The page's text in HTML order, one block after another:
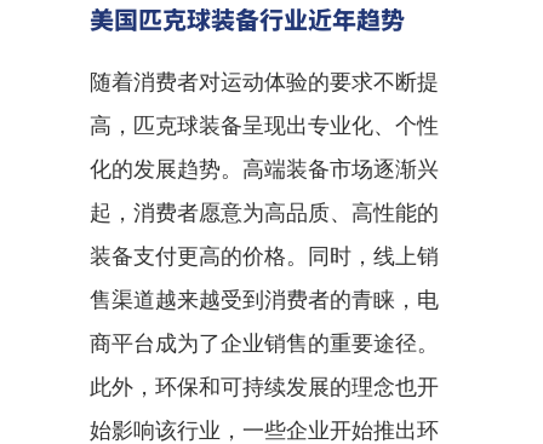
美国匹克球装备行业近年趋势
随着消费者对运动体验的要求不断提
高，匹克球装备呈现出专业化、个性
化的发展趋势。高端装备市场逐渐兴
起，消费者愿意为高品质、高性能的
装备支付更高的价格。同时，线上销
售渠道越来越受到消费者的青睐，电
商平台成为了企业销售的重要途径。
此外，环保和可持续发展的理念也开
始影响该行业，一些企业开始推出环